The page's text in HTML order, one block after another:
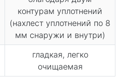
контурам уплотнений
(нахлест уплотнений по 8
мм снаружи и внутри)
гладкая, легко
очищаемая